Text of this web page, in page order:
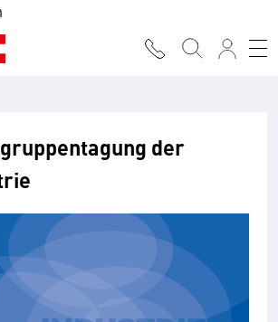
der